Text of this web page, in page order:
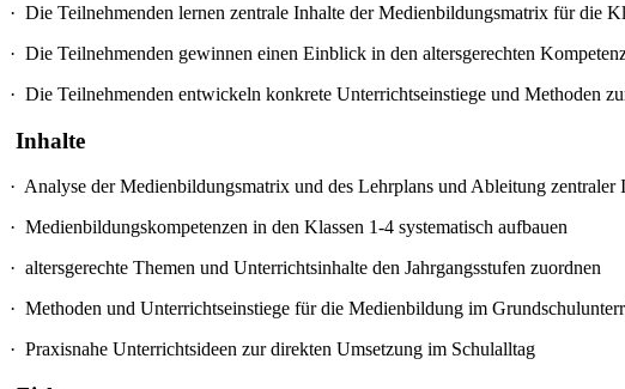
· Die Teilnehmenden lernen zentrale Inhalte der Medienbildungsmatrix für die
· Die Teilnehmenden gewinnen einen Einblick in den altersgerechten
· Die Teilnehmenden entwickeln konkrete Unterrichtseinstiege und Methoden
Inhalte
· Analyse der Medienbildungsmatrix und des Lehrplans und Ableitung zentraler
· Medienbildungskompetenzen in den Klassen 1-4 systematisch aufbauen
· altersgerechte Themen und Unterrichtsinhalte den Jahrgangsstufen zuordnen
· Methoden und Unterrichtseinstiege für die Medienbildung im
· Praxisnahe Unterrichtsideen zur direkten Umsetzung im Schulalltag